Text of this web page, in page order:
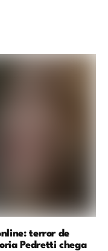
terror de
Pedretti chega